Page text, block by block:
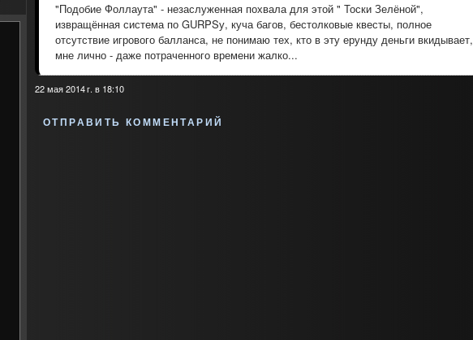
"Подобие Фоллаута" - незаслуженная похвала для этой " Тоски Зелёной",
извращённая система по GURPSу, куча багов, бестолковые квесты, полное
отсутствие игрового балланса, не понимаю тех, кто в эту ерунду деньги вкидывает,
мне лично - даже потраченного времени жалко...
22 мая 2014 г. в 18:10
ОТПРАВИТЬ КОММЕНТАРИЙ